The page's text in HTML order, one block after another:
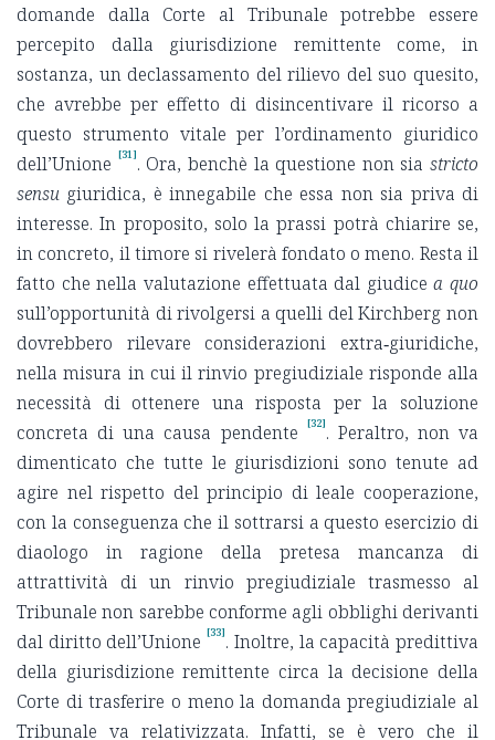
domande dalla Corte al Tribunale potrebbe essere
percepito dalla giurisdizione remittente come, in
sostanza, un declassamento del rilievo del suo quesito,
che avrebbe per effetto di disincentivare il ricorso a
questo strumento vitale per l’ordinamento giuridico
dell’Unione [31]. Ora, benchè la questione non sia stricto
sensu giuridica, è innegabile che essa non sia priva di
interesse. In proposito, solo la prassi potrà chiarire se,
in concreto, il timore si rivelerà fondato o meno. Resta il
fatto che nella valutazione effettuata dal giudicea quo
sull’opportunità di rivolgersi a quelli del Kirchberg non
dovrebbero rilevare considerazioni extra‑giuridiche,
nella misura in cui il rinvio pregiudiziale risponde alla
necessità di ottenere una risposta per la soluzione
concreta di una causa pendente
[32]. Peraltro, non va
dimenticato che tutte le giurisdizioni sono tenute ad
agire nel rispetto del principio di leale cooperazione,
con la conseguenza che il sottrarsi a questo esercizio di
diaologo in ragione della pretesa mancanza di
attrattività di un rinvio pregiudiziale trasmesso al
Tribunale non sarebbe conforme agli obblighi derivanti
dal diritto dell’Unione [33]. Inoltre, la capacità predittiva
della giurisdizione remittente circa la decisione della
Corte di trasferire o meno la domanda pregiudiziale al
Tribunale va relativizzata. Infatti, se è vero che il